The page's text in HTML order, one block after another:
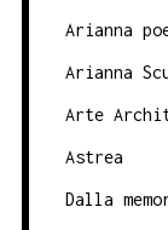
Arianna
Arianna
Arte
Astrea
Dalla